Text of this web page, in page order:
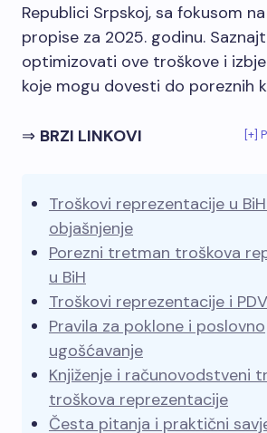
Republici Srpskoj, sa fokusom
propise za 2025. godinu.
optimizovati ove troškove i
koje mogu dovesti do poreznih
⇒ BRZI LINKOVI
Troškovi reprezentacije u
objašnjenje
Porezni tretman troškova
u BiH
Troškovi reprezentacije i PDV
Pravila za poklone i poslovno
ugošćavanje
Knjiženje i računovodstveni
troškova reprezentacije
Česta pitanja i praktični
[+]